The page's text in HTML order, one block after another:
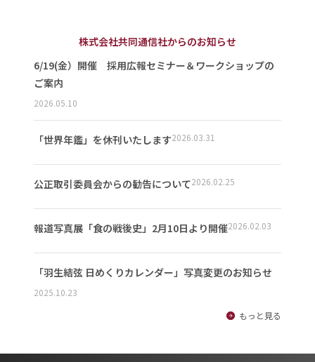
株式会社共同通信社からのお知らせ
6/19(金）開催 採用広報セミナー＆ワークショップの
ご案内
2026.05.10
「世界年鑑」を休刊いたします2026.03.31
公正取引委員会からの勧告について2026.02.25
報道写真展「食の戦後史」2月10日より開催2026.02.03
「羽生結弦 日めくりカレンダー」写真変更のお知らせ
2025.10.23
もっと見る